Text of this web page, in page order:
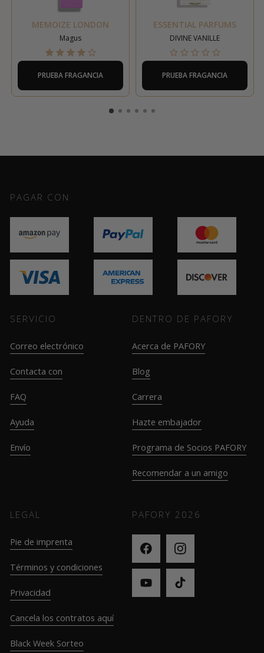
MEMOIZE LONDON
Magus
PRUEBA FRAGANCIA
ESSENTIAL PARFUMS
DIVINE VANILLE
PRUEBA FRAGANCIA
PAGAR CON
SERVICIO
Correo electrónico
Contacta con
FAQ
Ayuda
Envío
DENTRO DE PAFORY
Acerca de PAFORY
Blog
Carrera
Hazte embajador
Programa de Socios PAFORY
Recomendar a un amigo
LEGAL
Pie de imprenta
Términos y condiciones
Privacidad
Cancela los contratos aquí
Black Week Sorteo
PAFORY 2026